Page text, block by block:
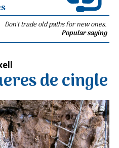
Don't trade old paths for new ones.
Popular saying
de cingle